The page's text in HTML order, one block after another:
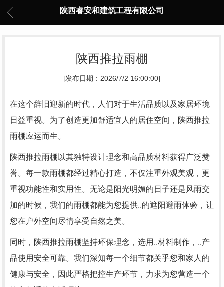
陕西睿安和建筑工程有限公司
陕西推拉雨棚
[发布日期：2026/7/2 16:00:00]
在这个辞旧迎新的时代，人们对于生活品质以及家居环境
日益重视。为了创造更加舒适宜人的居住空间，陕西推拉
雨棚应运而生。
陕西推拉雨棚以其独特设计理念和高品质材料获得广泛赞
誉。每一款雨棚都经过精心打造，不仅注重外观美观，更
重视功能性和实用性。无论是阳光明媚的日子还是风雨交
加的时候，我们的雨棚都能为您提供..的遮阳避雨体验，让
您在户外空间尽情享受自然之美。
同时，陕西推拉雨棚坚持环保理念，选用..材料制作，..产
品使用安全可靠。我们深知每一个细节都关乎您和家人的
健康与安全，因此严格把控生产环节，力求为您营造一个